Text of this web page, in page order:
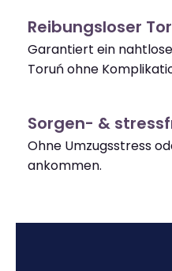
Reibungsloser
Garantiert ein
Toruń ohne
Sorgen- &
Ohne Umzugsstress
ankommen.